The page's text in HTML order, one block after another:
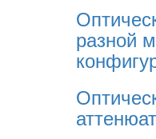
разной